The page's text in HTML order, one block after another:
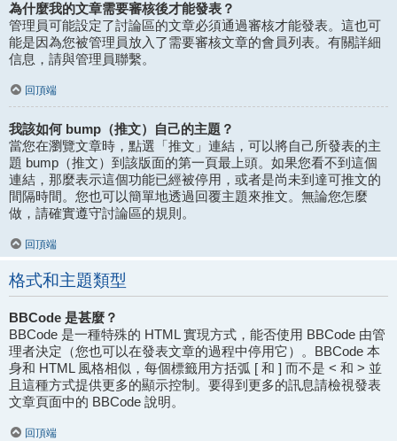
為什麼我的文章需要審核後才能發表？
管理員可能設定了討論區的文章必須通過審核才能發表。這也可
能是因為您被管理員放入了需要審核文章的會員列表。有關詳細
信息，請與管理員聯繫。
回頂端
我該如何 bump（推文）自己的主題？
當您在瀏覽文章時，點選「推文」連結，可以將自己所發表的主
題 bump（推文）到該版面的第一頁最上頭。如果您看不到這個
連結，那麼表示這個功能已經被停用，或者是尚未到達可推文的
間隔時間。您也可以簡單地透過回覆主題來推文。無論您怎麼
做，請確實遵守討論區的規則。
回頂端
格式和主題類型
BBCode 是甚麼？
BBCode 是一種特殊的 HTML 實現方式，能否使用 BBCode 由管
理者決定（您也可以在發表文章的過程中停用它）。BBCode 本
身和 HTML 風格相似，每個標籤用方括弧 [ 和 ] 而不是 < 和 > 並
且這種方式提供更多的顯示控制。要得到更多的訊息請檢視發表
文章頁面中的 BBCode 說明。
回頂端